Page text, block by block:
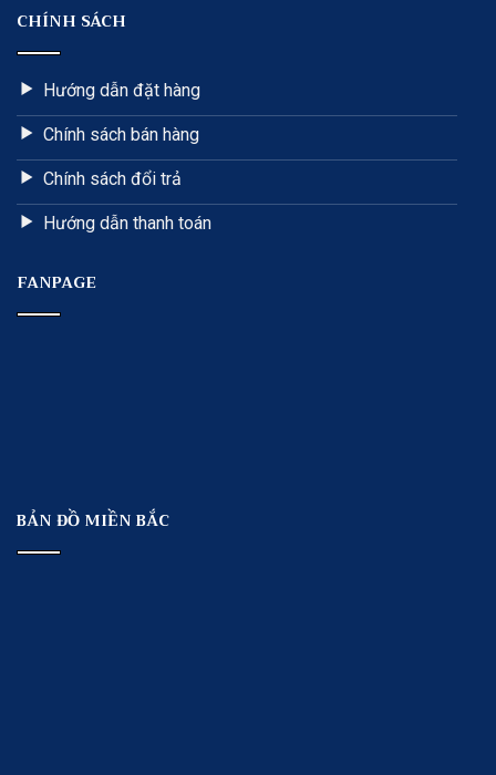
CHÍNH SÁCH
Hướng dẫn đặt hàng
Chính sách bán hàng
Chính sách đổi trả
Hướng dẫn thanh toán
FANPAGE
BẢN ĐỒ MIỀN BẮC